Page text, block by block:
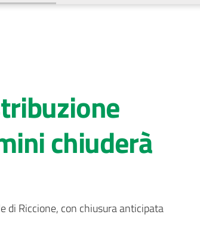
chiuderà
di Riccione, con chiusura anticipata